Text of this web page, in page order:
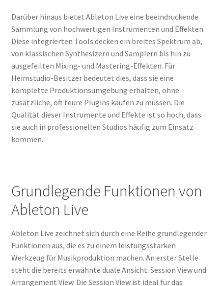
Darüber hinaus bietet Ableton Live eine beeindruckende
Sammlung von hochwertigen Instrumenten und Effekten.
Diese integrierten Tools decken ein breites Spektrum ab,
von klassischen Synthesizern und Samplern bis hin zu
ausgefeilten Mixing- und Mastering-Effekten. Für
Heimstudio-Besitzer bedeutet dies, dass sie eine
komplette Produktionsumgebung erhalten, ohne
zusätzliche, oft teure Plugins kaufen zu müssen. Die
Qualität dieser Instrumente und Effekte ist so hoch, dass
sie auch in professionellen Studios häufig zum Einsatz
kommen.
Grundlegende Funktionen von
Ableton Live
Ableton Live zeichnet sich durch eine Reihe grundlegender
Funktionen aus, die es zu einem leistungsstarken
Werkzeug für Musikproduktion machen. An erster Stelle
steht die bereits erwähnte duale Ansicht: Session View und
Arrangement View. Die Session View ist ideal für das